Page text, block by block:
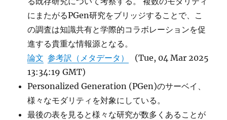
にまたがるPGen研究をブリッジすることで、こ
の調査は知識共有と学際的コラボレーションを促
進する貴重な情報源となる。
論文 参考訳（メタデータ）
(Tue, 04 Mar 2025
13:34:19 GMT)
Personalized Generation (PGen)のサーベイ、
様々なモダリティを対象にしている。
最後の表を見ると様々な研究が数多くあることが